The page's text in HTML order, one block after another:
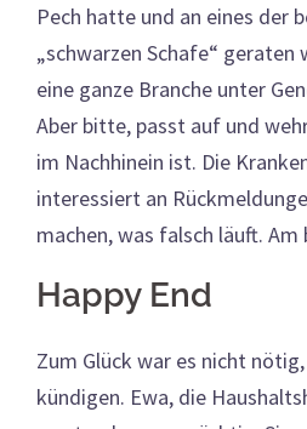
Pech hatte und an eines der
„schwarzen Schafe“ geraten
eine ganze Branche unter
Aber bitte, passt auf und
im Nachhinein ist. Die
interessiert an
machen, was falsch läuft.
Happy End
Zum Glück war es nicht
kündigen. Ewa, die